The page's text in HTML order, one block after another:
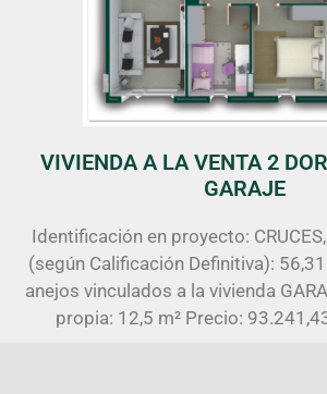
VIVIENDA A LA VENTA 2
GARAJE
Identificación en proyecto:
(según Calificación Definitiva):
anejos vinculados a la vivienda
propia: 12,5 m² Precio: